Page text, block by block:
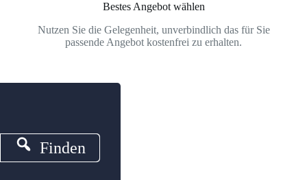
Bestes Angebot wählen
Nutzen Sie die Gelegenheit, unverbindlich das für Sie
passende Angebot kostenfrei zu erhalten.
Finden